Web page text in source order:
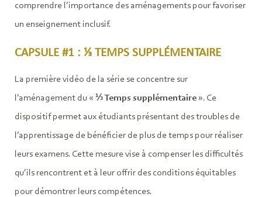
comprendre l’importance des aménagements pour favoriser
un enseignement inclusif.
CAPSULE #1 : ⅓ TEMPS SUPPLÉMENTAIRE
La première vidéo de la série se concentre sur
l’aménagement du « ⅓ Temps supplémentaire ». Ce
dispositif permet aux étudiants présentant des troubles de
l’apprentissage de bénéficier de plus de temps pour réaliser
leurs examens. Cette mesure vise à compenser les difficultés
qu’ils rencontrent et à leur offrir des conditions équitables
pour démontrer leurs compétences.